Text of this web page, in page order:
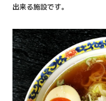
出来る施設です。